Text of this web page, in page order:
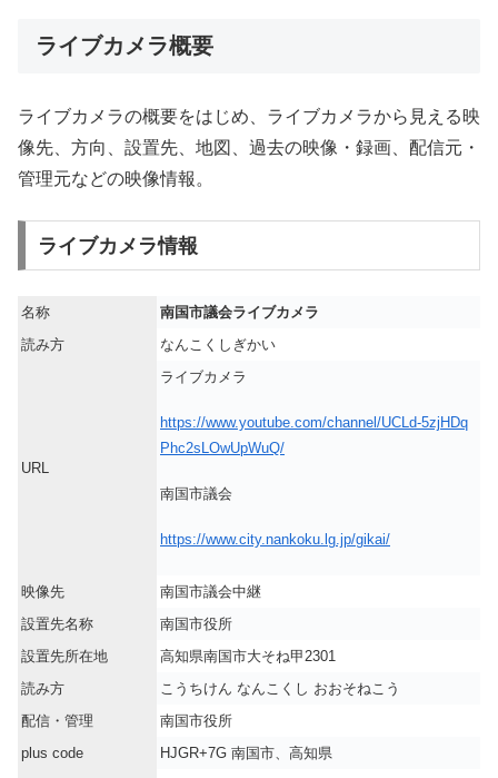
ライブカメラ概要
ライブカメラの概要をはじめ、ライブカメラから見える映
像先、方向、設置先、地図、過去の映像・録画、配信元・
管理元などの映像情報。
ライブカメラ情報
名称
南国市議会ライブカメラ
読み方
なんこくしぎかい
URL
ライブカメラ
https://www.youtube.com/channel/UCLd-5zjHDq
Phc2sLOwUpWuQ/
南国市議会
https://www.city.nankoku.lg.jp/gikai/
映像先
南国市議会中継
設置先名称
南国市役所
設置先所在地
高知県南国市大そね甲2301
読み方
こうちけん なんこくし おおそねこう
配信・管理
南国市役所
plus code
HJGR+7G 南国市、高知県